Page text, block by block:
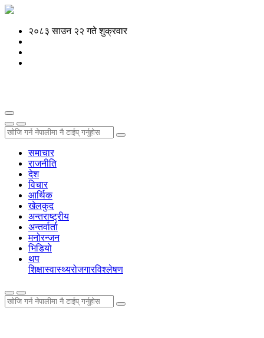
२०८३ साउन २२ गते शुक्रवार
समाचार
राजनीति
देश
विचार
आर्थिक
खेलकुद
अन्तराष्ट्रीय
अन्तर्वार्ता
मनोरन्जन
भिडियो
थप
शिक्षास्वास्थ्यरोजगारविश्लेषण